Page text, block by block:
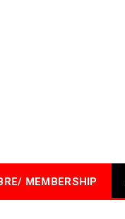
MEMBERSHIP